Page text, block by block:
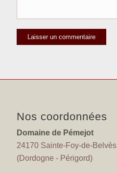
Nos coordonnées
Domaine de Pémejot
24170 Sainte-Foy-de-Belvès
(Dordogne - Périgord)